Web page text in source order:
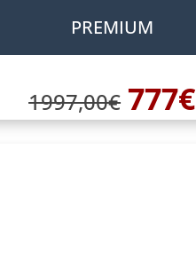
PREMIUM
1997,00€ 777€